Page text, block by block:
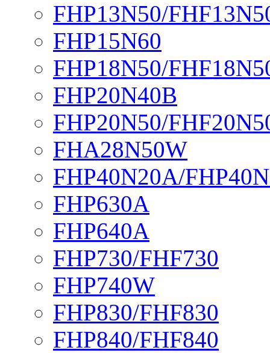
FHP13N50/
FHP15N60
FHP18N50/
FHP20N40B
FHP20N50/
FHA28N50W
FHP40N20A/
FHP630A
FHP640A
FHP730/FHF730
FHP740W
FHP830/FHF830
FHP840/FHF840